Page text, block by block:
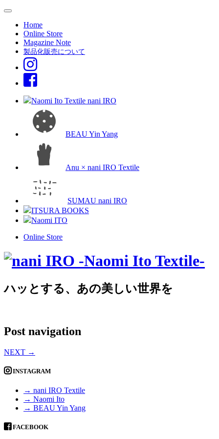
Home
Online Store
Magazine Note
製品化販売について
Naomi Ito Textile nani IRO
BEAU Yin Yang
Anu × nani IRO Textile
SUMAU nani IRO
ITSURA BOOKS
Naomi ITO
Online Store
ハッとする、あの美しい世界を
Post navigation
NEXT →
INSTAGRAM
→ nani IRO Textile
→ Naomi Ito
→ BEAU Yin Yang
FACEBOOK